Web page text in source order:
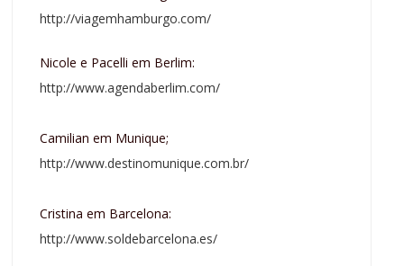
http://viagemhamburgo.com/
Nicole e Pacelli em Berlim:
http://www.agendaberlim.com/
Camilian em Munique;
http://www.destinomunique.com.br/
Cristina em Barcelona:
http://www.soldebarcelona.es/